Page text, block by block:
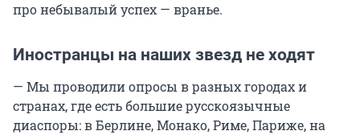
про небывалый успех — вранье.
Иностранцы на наших звезд не ходят
— Мы проводили опросы в разных городах и
странах, где есть большие русскоязычные
диаспоры: в Берлине, Монако, Риме, Париже, на